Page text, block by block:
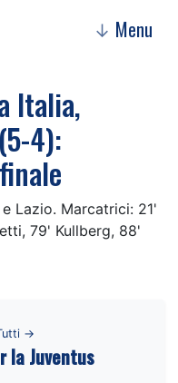
↓ Menu
Italia,
4):
Lazio. Marcatrici: 21'
79' Kullberg, 88'
→
la Juventus